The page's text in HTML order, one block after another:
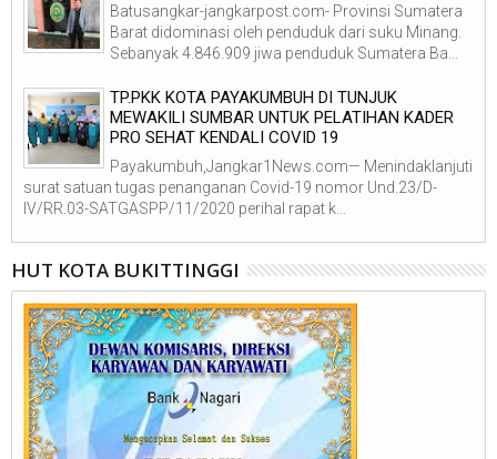
Batusangkar-jangkarpost.com- Provinsi Sumatera
Barat didominasi oleh penduduk dari suku Minang.
Sebanyak 4.846.909 jiwa penduduk Sumatera Ba...
TP.PKK KOTA PAYAKUMBUH DI TUNJUK
MEWAKILI SUMBAR UNTUK PELATIHAN KADER
PRO SEHAT KENDALI COVID 19
Payakumbuh,Jangkar1News.com— Menindaklanjuti
surat satuan tugas penanganan Covid-19 nomor Und.23/D-
IV/RR.03-SATGASPP/11/2020 perihal rapat k...
HUT KOTA BUKITTINGGI